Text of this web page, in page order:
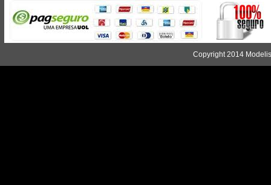
Copyright 2014